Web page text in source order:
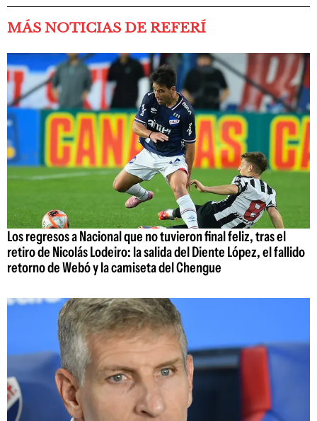
MÁS NOTICIAS DE REFERÍ
Los regresos a Nacional que no tuvieron final feliz, tras el
retiro de Nicolás Lodeiro: la salida del Diente López, el fallido
retorno de Webó y la camiseta del Chengue